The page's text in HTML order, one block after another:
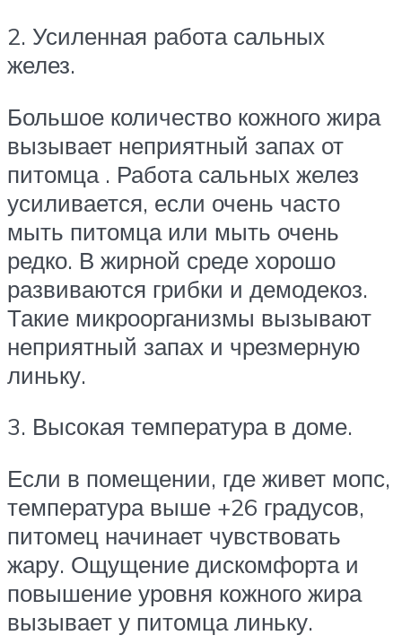
2. Усиленная работа сальных
желез.
Большое количество кожного жира
вызывает неприятный запах от
питомца . Работа сальных желез
усиливается, если очень часто
мыть питомца или мыть очень
редко. В жирной среде хорошо
развиваются грибки и демодекоз.
Такие микроорганизмы вызывают
неприятный запах и чрезмерную
линьку.
3. Высокая температура в доме.
Если в помещении, где живет мопс,
температура выше +26 градусов,
питомец начинает чувствовать
жару. Ощущение дискомфорта и
повышение уровня кожного жира
вызывает у питомца линьку.